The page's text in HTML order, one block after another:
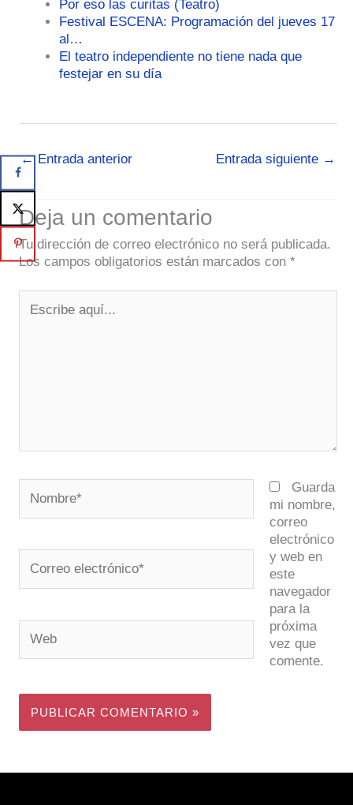
Por eso las curitas (Teatro)
Festival ESCENA: Programación del jueves 17
al…
El teatro independiente no tiene nada que
festejar en su día
←Entrada anterior Entrada siguiente →
Deja un comentario
Tu dirección de correo electrónico no será publicada.
Los campos obligatorios están marcados con *
aquí...
electrónico*
Guarda
mi nombre,
correo
electrónico
y web en
este
navegador
para la
próxima
vez que
comente.